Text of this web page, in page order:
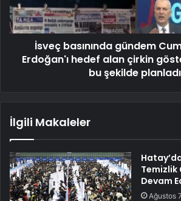
İsveç basınında gündem
Erdoğan'ı hedef alan çirkin
bu şekilde
İlgili Makaleler
Temizlik
Devam
Ağustos